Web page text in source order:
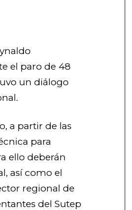
el paro de 48
un diálogo
a partir de las
para
ello deberán
así como el
regional de
del Sutep